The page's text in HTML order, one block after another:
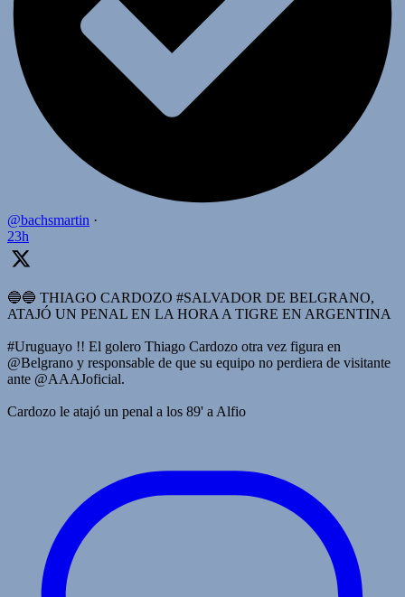
@bachsmartin ·
23h
🔵🔵 THIAGO CARDOZO #SALVADOR DE BELGRANO,
ATAJÓ UN PENAL EN LA HORA A TIGRE EN ARGENTINA
#Uruguayo !! El golero Thiago Cardozo otra vez figura en
@Belgrano y responsable de que su equipo no perdiera de visitante
ante @AAAJoficial.
Cardozo le atajó un penal a los 89' a Alfio